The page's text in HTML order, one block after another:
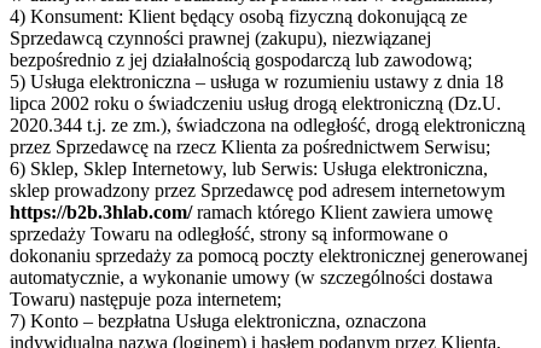
4) Konsument: Klient będący osobą fizyczną dokonującą ze
Sprzedawcą czynności prawnej (zakupu), niezwiązanej
bezpośrednio z jej działalnością gospodarczą lub zawodową;
5) Usługa elektroniczna – usługa w rozumieniu ustawy z dnia 18
lipca 2002 roku o świadczeniu usług drogą elektroniczną (Dz.U.
2020.344 t.j. ze zm.), świadczona na odległość, drogą elektroniczną
przez Sprzedawcę na rzecz Klienta za pośrednictwem Serwisu;
6) Sklep, Sklep Internetowy, lub Serwis: Usługa elektroniczna,
sklep prowadzony przez Sprzedawcę pod adresem internetowym
https://b2b.3hlab.com/ramach którego Klient zawiera umowę
sprzedaży Towaru na odległość, strony są informowane o
dokonaniu sprzedaży za pomocą poczty elektronicznej generowanej
automatycznie, a wykonanie umowy (w szczególności dostawa
Towaru) następuje poza internetem;
7) Konto – bezpłatna Usługa elektroniczna, oznaczona
indywidualną nazwą (loginem) i hasłem podanym przez Klienta,